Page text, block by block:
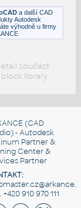
a další CAD
Autodesk
výhodně u firmy
součást
library
(CAD
- Autodesk
Partner &
Center &
Partner
+420 910 970 111